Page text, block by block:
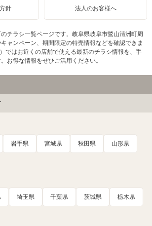
針 法人のお客様へ
チラシ一覧ページです。岐阜県岐阜市鷺山清洲町周
ャンペーン、期間限定の特売情報などを確認できま
ではお近くの店舗で使える最新のチラシ情報を、手
お得な情報をぜひご活用ください。
岩手県 宮城県 秋田県 山形県
埼玉県 千葉県 茨城県 栃木県